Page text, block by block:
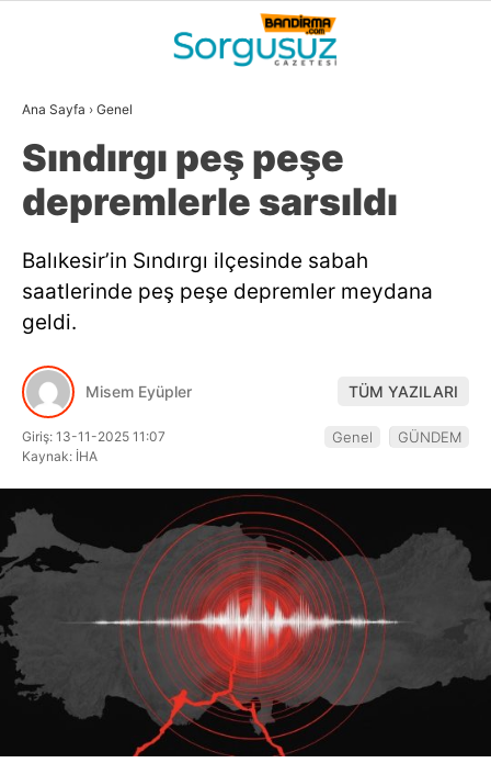
Facebook
Instagram
21.9
BALIKESIR
DÜNYA
SİYASET
EKONOMİ
MAGAZİN
EĞİTİM
DİĞER
Ana Sayfa › Genel
Sındırgı peş peşe
depremlerle sarsıldı
Balıkesir’in Sındırgı ilçesinde sabah
saatlerinde peş peşe depremler meydana
geldi.
Misem Eyüpler TÜM YAZILARI
Giriş: 13-11-2025 11:07
Kaynak: İHA
Genel GÜNDEM